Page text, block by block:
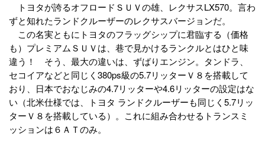
トヨタが誇るオフロードＳＵＶの雄、レクサスLX570。言わ
ずと知れたランドクルーザーのレクサスバージョンだ。
この名実ともにトヨタのフラッグシップに君臨する（価格
も）プレミアムＳＵＶは、巷で見かけるランクルとはひと味
違う！ そう、最大の違いは、ずばりエンジン。タンドラ、
セコイアなどと同じく380ps級の5.7リッターＶ８を搭載して
おり、日本でおなじみの4.7リッターや4.6リッターの設定はな
い（北米仕様では、トヨタ ランドクルーザーも同じく5.7リッ
ターＶ８を搭載している）。これに組み合わせるトランスミ
ッションは６ＡＴのみ。